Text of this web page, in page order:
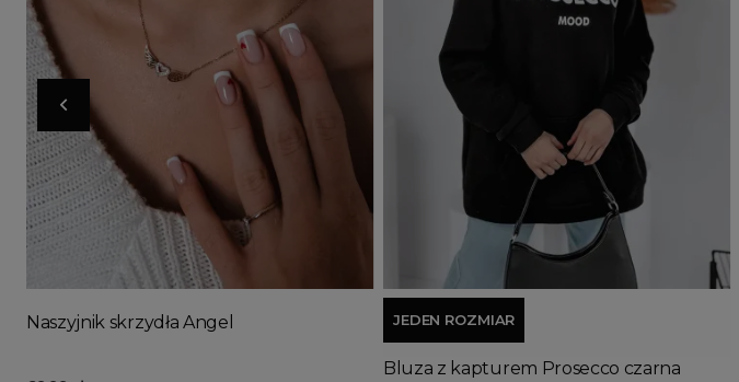
Dodaj do koszyka
Naszyjnik skrzydła Angel JEDEN ROZMIAR
Bluza z kapturem Prosecco czarna